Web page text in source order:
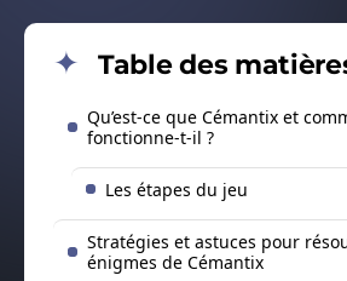
Table des
Qu’est-ce que Cémantix et
fonctionne-t-il ?
Les étapes du jeu
Stratégies et astuces pour
énigmes de Cémantix